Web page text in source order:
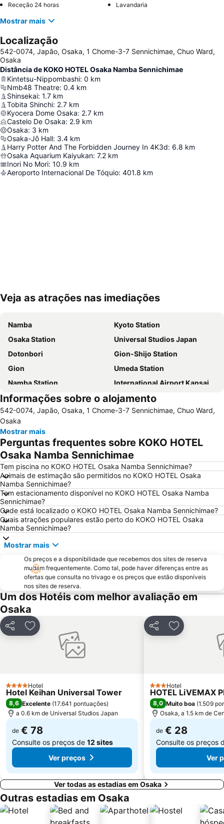
Receção 24 horas Lavandaria
Mostrar mais
Localização
542-0074, Japão, Osaka, 1 Chome-3-7 Sennichimae, Chuo Ward,
Osaka
Distância de KOKO HOTEL Osaka Namba Sennichimae
Kintetsu-Nippombashi: 0 km
Nmb48 Theatre: 0.4 km
Shinsekai: 1.7 km
Tobita Shinchi: 2.7 km
Kyocera Dome Osaka: 2.7 km
Castelo De Osaka: 2.9 km
Osaka: 3 km
Osaka-Jō Hall: 3.4 km
Harry Potter And The Forbidden Journey In 4K3d: 6.8 km
Osaka Aquarium Kaiyukan: 7.2 km
Inori No Mori: 10.9 km
Aeroporto Internacional De Tóquio: 401.8 km
Ampliar mapa
Veja as atrações nas imediações
Namba
Kyoto Station
Osaka Station
Universal Studios Japan
Dotonbori
Gion-Shijo Station
Gion
Umeda Station
Namba Station
International Airport Kansai
Higashiyama
Nakagyo
Kawaramachi Station
Namba City
Tennoji Station
Arima Onsen
Dotonbori
Osaka City Air Terminal
Yodoyabashi Station
Universal City Walk Osaka
Aeroporto Internacional de Osaka
Nara Park
Shinsaibashi
Arashiyama
Shinsaibashi Station
Osaka Castle
Shijo Station
Shin Kobe Station
Shimogyo
Nishiki Market
Namba Parks
America Mura
Kyobashi Station
Hard Rock Cafe Universal Citywalk Osaka
Fushimi
Kyoto Tower
Tennoji
Honmachi Station
Kitahama Station
Informações sobre o alojamento
542-0074, Japão, Osaka, 1 Chome-3-7 Sennichimae, Chuo Ward,
Osaka
Mostrar mais
Perguntas frequentes sobre KOKO HOTEL
Osaka Namba Sennichimae
Tem piscina no KOKO HOTEL Osaka Namba Sennichimae?
Animais de estimação são permitidos no KOKO HOTEL Osaka
Namba Sennichimae?
Tem estacionamento disponível no KOKO HOTEL Osaka Namba
Sennichimae?
Onde está localizado o KOKO HOTEL Osaka Namba Sennichimae?
Quais atrações populares estão perto do KOKO HOTEL Osaka
Namba Sennichimae?
Mostrar mais
Os preços e a disponibilidade que recebemos dos sites de reserva
mudam frequentemente. Como tal, pode haver diferenças entre as
ofertas que consulta no trivago e os preços que estão disponíveis
nos sites de reserva.
Um dos Hotéis com melhor avaliação em
Osaka
PartilharAdicionar aos favoritos
4 Estrelas
Hotel
Hotel Keihan Universal Tower
8,6 Excelente (17.641 pontuações)
a 0.6 km de Universal Studios Japan
de € 78
Consulte os preços de 12 sites
Ver preços
PartilharAdicionar
3 Estrelas
Hotel
HOTEL LiVEMAX
8,0 Muito boa (1.509
Osaka, a 1.5 km de
de € 28
Consulte os preços
Ver
Ver todas as estadias em Osaka
Outras estadias em Osaka